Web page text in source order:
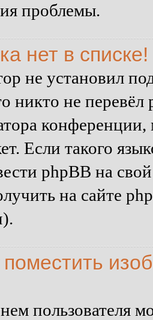
проблемы.
нет в списке!
не установил
никто не
Если такого
phpBB на
на сайте
поместить
пользователя